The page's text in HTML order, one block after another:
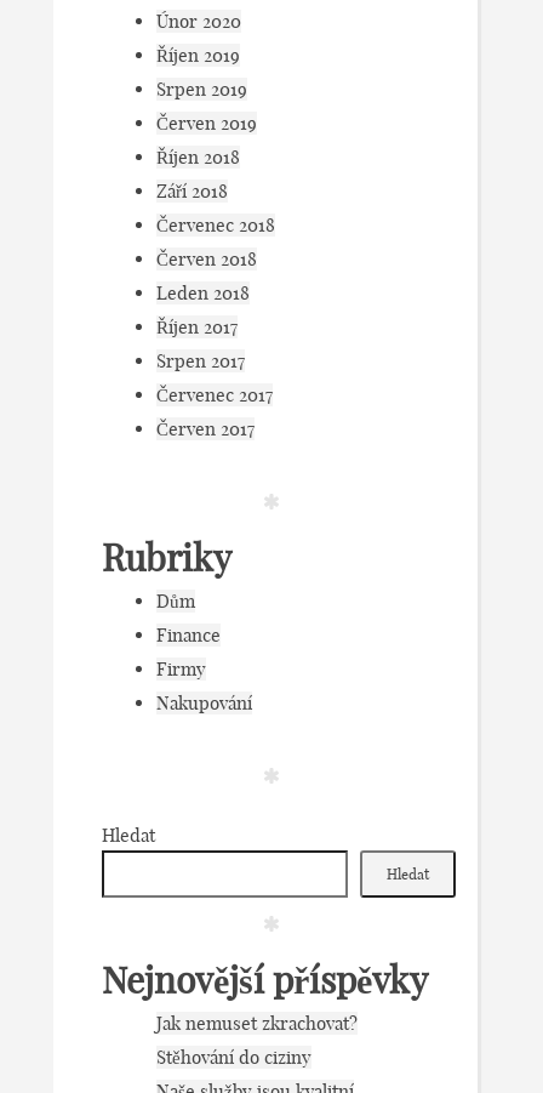
Únor 2020
Říjen 2019
Srpen 2019
Červen 2019
Říjen 2018
Září 2018
Červenec 2018
Červen 2018
Leden 2018
Říjen 2017
Srpen 2017
Červenec 2017
Červen 2017
Rubriky
Dům
Finance
Firmy
Nakupování
Hledat
Hledat
Nejnovější příspěvky
Jak nemuset zkrachovat?
Stěhování do ciziny